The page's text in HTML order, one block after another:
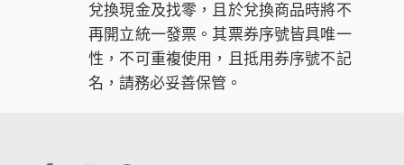
兌換現金及找零，且於兌換商品時將不
再開立統一發票。其票券序號皆具唯一
性，不可重複使用，且抵用券序號不記
名，請務必妥善保管。